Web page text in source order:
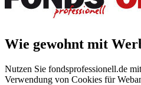
Wie gewohnt mit
Nutzen Sie fondsprofessionell.de
Verwendung von Cookies für